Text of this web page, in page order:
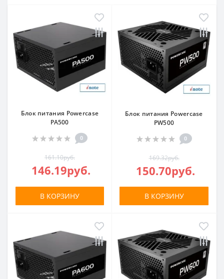
Блок питания Powercase
PA500
0
161.10руб.
146.19руб.
В КОРЗИНУ
Блок питания Powercase
PW500
0
169.32руб.
150.70руб.
В КОРЗИНУ